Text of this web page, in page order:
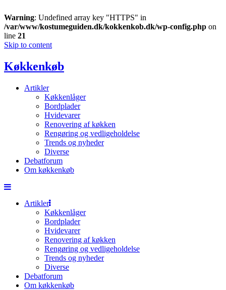
Warning: Undefined array key "HTTPS" in
/var/www/kostumeguiden.dk/kokkenkob.dk/wp-config.php on
line 21
Skip to content
Køkkenkøb
Artikler
Køkkenlåger
Bordplader
Hvidevarer
Renovering af køkken
Rengøring og vedligeholdelse
Trends og nyheder
Diverse
Debatforum
Om køkkenkøb
Artikler
Køkkenlåger
Bordplader
Hvidevarer
Renovering af køkken
Rengøring og vedligeholdelse
Trends og nyheder
Diverse
Debatforum
Om køkkenkøb